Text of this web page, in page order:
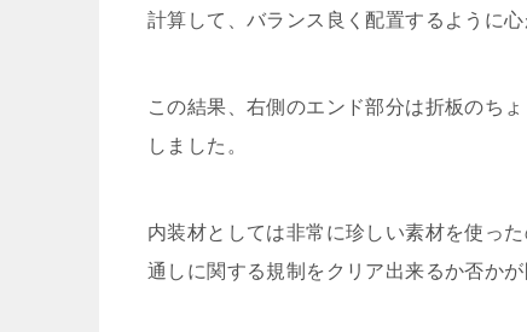
計算して、バランス良く配置するように心
この結果、右側のエンド部分は折板のち
しました。
内装材としては非常に珍しい素材を使っ
通しに関する規制をクリア出来るか否かが